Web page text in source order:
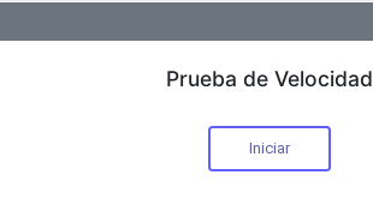
Prueba de Velocidad